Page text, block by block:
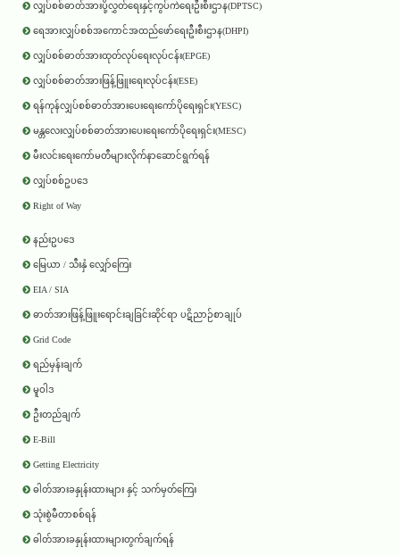
လျှပ်စစ်ဓာတ်အားပို့လွှတ်ရေးနှင့်ကွပ်ကဲရေးဦးစီးဌာန(DPTSC)
ရေအားလျှပ်စစ်အကောင်အထည်ဖော်ရေးဦးစီးဌာန(DHPI)
လျှပ်စစ်ဓာတ်အားထုတ်လုပ်ရေးလုပ်ငန်း(EPGE)
လျှပ်စစ်ဓာတ်အားဖြန့်ဖြူးရေးလုပ်ငန်း(ESE)
ရန်ကုန်လျှပ်စစ်ဓာတ်အားပေးရေးကော်ပိုရေးရှင်း(YESC)
မန္တလေးလျှပ်စစ်ဓာတ်အားပေးရေးကော်ပိုရေးရှင်း(MESC)
မီးလင်းရေးကော်မတီများလိုက်နာဆောင်ရွက်ရန်
လျှပ်စစ်ဥပဒေ
Right of Way
နည်းဥပဒေ
မြေယာ / သီးနှံ လျှော်ကြေး
EIA / SIA
ဓာတ်အားဖြန့်ဖြူးရောင်းချခြင်းဆိုင်ရာ ပဋိညာဉ်စာချုပ်
Grid Code
ရည်မှန်းချက်
မူဝါဒ
ဦးတည်ချက်
E-Bill
Getting Electricity
ဓါတ်အားခနှုန်းထားများ နှင့် သက်မှတ်ကြေး
သုံးစွဲမီတာစစ်ရန်
ဓါတ်အားခနှုန်းထားများတွက်ချက်ရန်